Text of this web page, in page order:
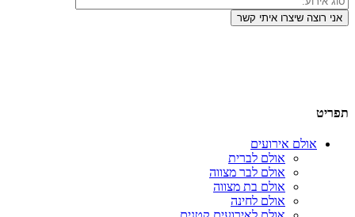
תפריט
אולם אירועים
אולם לברית
אולם לבר מצווה
אולם בת מצווה
אולם לחינה